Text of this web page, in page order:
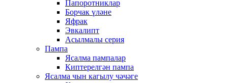
Папоротниклар
Борчак үләне
Яфрак
Эвкалипт
Асылмалы серия
Пампа
Ясалма пампалар
Киптерелгән пампа
Ясалма чын кагылу чәчәге